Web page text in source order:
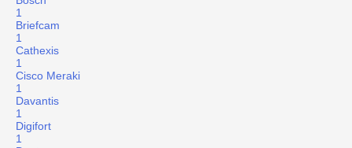
1
Briefcam
1
Cathexis
1
Cisco Meraki
1
Davantis
1
Digifort
1